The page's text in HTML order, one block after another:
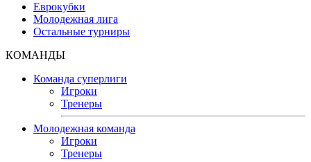
Еврокубки
Молодежная лига
Остальные турниры
КОМАНДЫ
Команда суперлиги
Игроки
Тренеры
Молодежная команда
Игроки
Тренеры